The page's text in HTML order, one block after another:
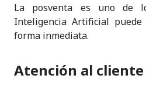
La posventa es uno de
Inteligencia Artificial
forma inmediata.
Atención al cliente